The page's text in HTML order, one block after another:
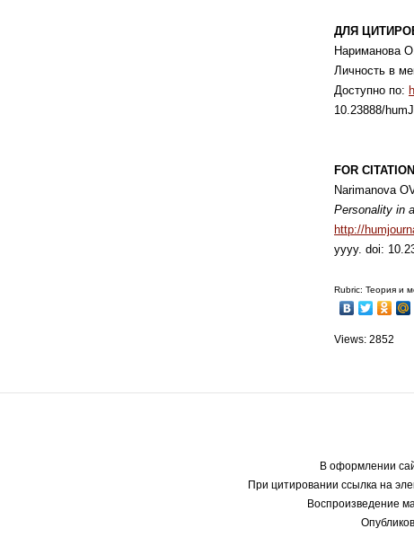
ДЛЯ
Нариманова
Личность в
Доступно по:
10.23888/
FOR
Narimanova
Personality in
http://
yyyy. doi:
Rubric: Теория и
Views: 2852
В оформлении
При цитировании ссылка на
Воспроизведение